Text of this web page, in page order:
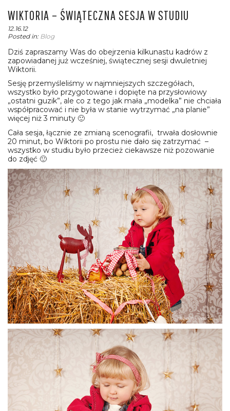
WIKTORIA – ŚWIĄTECZNA SESJA W STUDIU
12.16.12
Posted in: Blog
Dziś zapraszamy Was do obejrzenia kilkunastu kadrów z
zapowiadanej już wcześniej, świątecznej sesji dwuletniej
Wiktorii.
Sesję przemyśleliśmy w najmniejszych szczegółach,
wszystko było przygotowane i dopięte na przysłowiowy
„ostatni guzik”, ale co z tego jak mała „modelka” nie chciała
współpracować i nie była w stanie wytrzymać „na planie”
więcej niż 3 minuty 🙂
Cała sesja, łącznie ze zmianą scenografii, trwała dosłownie
20 minut, bo Wiktorii po prostu nie dało się zatrzymać –
wszystko w studiu było przecież ciekawsze niż pozowanie
do zdjęć 🙂